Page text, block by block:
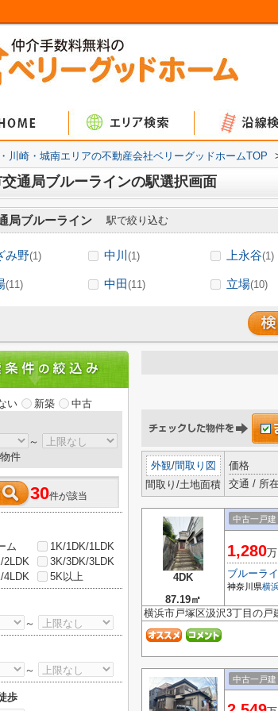
戸建て
マンション
土地 戸建て
マンシ
土地
川崎・城南エリアの不動産会社ベリーグッドホームTOP
通局ブルーラインの駅選択画面
局ブルーライン 駅で絞り込む
み野(1) 中川 (1) 上永谷(1)
(11) 中田(11) 立場(10)
外観/間取り図
間取り/土地面積
価格
交通 / 所
4DK
87.19㎡
中古一戸建
1,280
ブルーラ
神奈川県横
横浜市戸塚区汲沢3丁目の戸
中古一戸建
い 新築
中古
～
件
30件が該当
ム
1K/1DK/1LDK
2LDK
3K/3DK/3LDK
4LDK
5K以上
～
～
歩